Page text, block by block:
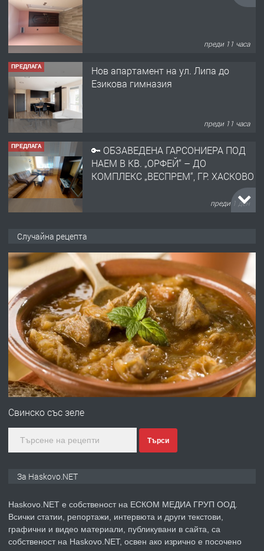
преди 11 часа
ПРЕДЛАГА
Нов апартамент на ул. Липа до
Езикова гимназия
преди 11 часа
ПРЕДЛАГА
🔑 ОБЗАВЕДЕНА ГАРСОНИЕРА ПОД
НАЕМ В КВ. „ОРФЕЙ“ – ДО
КОМПЛЕКС „ВЕСПРЕМ“, ГР. ХАСКОВО
преди 1 ден
АПАРТАМЕНТ В ЦЕНТЪРА НА ГР.
ХАСКОВО
преди 2 дни
ПРЕДЛАГА Давам гараж под наем
преди 2 дни
ПРЕДЛАГА
№4120 Магазин/Офис под наем в кв.
преди 3 дни
ПРЕДЛАГА
Случайна рецепта
Свинско със зеле
Търси
За Haskovo.NET
Haskovo.NET е собственост на ЕСКОМ МЕДИА ГРУП ООД.
Всички статии, репортажи, интервюта и други текстови,
графични и видео материали, публикувани в сайта, са
собственост на Haskovo.NET, освен ако изрично е посочено